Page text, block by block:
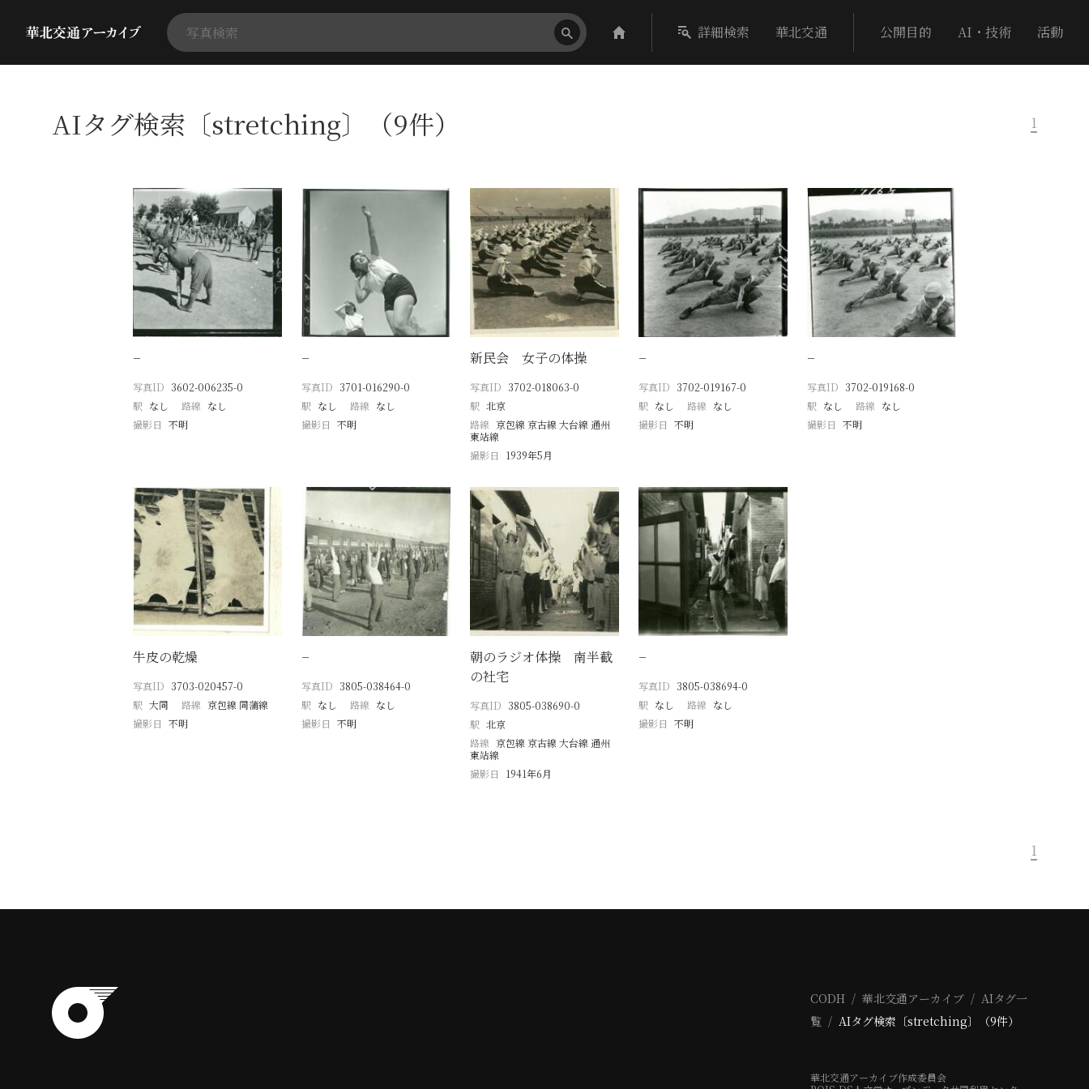
詳細検索 華北交通 公開目的 AI・技術 活動
AIタグ検索〔stretching〕（9件） 1
−
写真ID 3602-006235-0
駅 なし 路線 なし
撮影日 不明
−
写真ID 3701-016290-0
駅 なし 路線 なし
撮影日 不明
新民会 女子の体操
写真ID 3702-018063-0
駅 北京
路線 京包線 京古線 大台線 通州
東站線
撮影日
1939年5月
−
写真ID 3702-019167-0
駅 なし 路線 なし
撮影日 不明
−
写真ID 3702-019168-0
駅 なし 路線 なし
撮影日 不明
牛皮の乾燥
写真ID 3703-020457-0
駅 大同 路線 京包線 同蒲線
撮影日 不明
−
写真ID 3805-038464-0
駅 なし 路線 なし
撮影日 不明
朝のラジオ体操 南半截
の社宅
写真ID 3805-038690-0
駅 北京
路線 京包線 京古線 大台線 通州
東站線
撮影日
1941年6月
−
写真ID 3805-038694-0
駅 なし 路線 なし
撮影日 不明
1
CODH 華北交通アーカイブ
AIタグ一
覧
AIタグ検索〔stretching〕（9件）
華北交通アーカイブ作成委員会